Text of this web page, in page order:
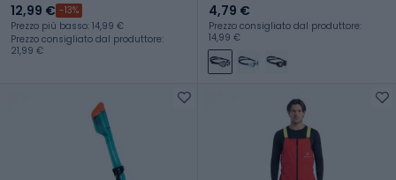
12,99 € -13%
Prezzo più basso: 14,99 €
Prezzo consigliato dal produttore:
21,99 €
4,79 €
Prezzo consigliato dal produttore:
14,99 €